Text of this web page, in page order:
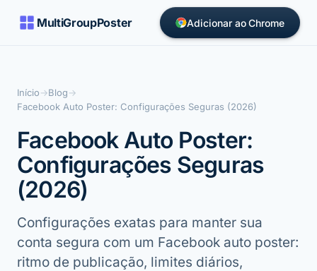
MultiGroupPoster Adicionar ao Chrome
Início→Blog→
Facebook Auto Poster: Configurações Seguras (2026)
Facebook Auto Poster:
Configurações Seguras
(2026)
Configurações exatas para manter sua
conta segura com um Facebook auto poster:
ritmo de publicação, limites diários,